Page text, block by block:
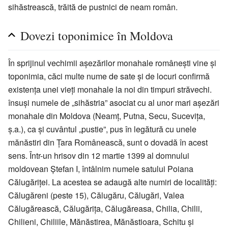
sihăstrească, trăită de pustnici de neam român.
Dovezi toponimice în Moldova
În sprijinul vechimii așezărilor monahale românești vine și
toponimia, căci multe nume de sate și de locuri confirmă
existența unei vieți monahale la noi din timpuri străvechi.
însuși numele de „sihăstria” asociat cu al unor mari așezări
monahale din Moldova (Neamț, Putna, Secu, Sucevița,
ș.a.), ca și cuvântul „pustie”, pus în legătură cu unele
mănăstiri din Țara Românească, sunt o dovadă în acest
sens. Într-un hrisov din 12 martie 1399 al domnului
moldovean Ștefan I, întâlnim numele satului Poiana
Călugăriței. La acestea se adaugă alte numiri de localități:
Călugăreni (peste 15), Călugăru, Călugări, Valea
Călugărească, Călugărița, Călugăreasa, Chilia, Chilii,
Chilieni, Chiliile, Mănăstirea, Mănăstioara, Schitu și